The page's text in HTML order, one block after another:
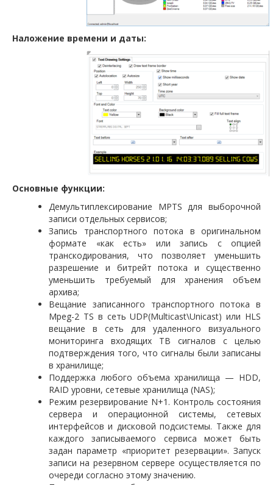
Наложение времени и даты:
Основные функции:
Демультиплексирование MPTS для выборочной
записи отдельных сервисов;
Запись транспортного потока в оригинальном
формате «как есть» или запись с опцией
транскодирования, что позволяет уменьшить
разрешение и битрейт потока и существенно
уменьшить требуемый для хранения объем
архива;
Вещание записанного транспортного потока в
Mpeg-2 TS в сеть UDP(Multicast\Unicast) или HLS
вещание в сеть для удаленного визуального
мониторинга входящих ТВ сигналов с целью
подтверждения того, что сигналы были записаны
в хранилище;
Поддержка любого объема хранилища — HDD,
RAID уровни, сетевые хранилища (NAS);
Режим резервирование N+1. Контроль состояния
сервера и операционной системы, сетевых
интерфейсов и дисковой подсистемы. Также для
каждого записываемого сервиса может быть
задан параметр «приоритет резервации». Запуск
записи на резервном сервере осуществляется по
очереди согласно этому значению.